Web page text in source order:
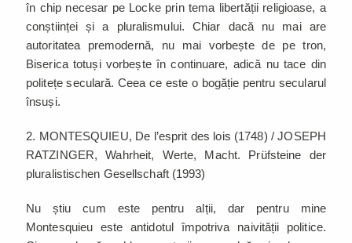
în chip necesar pe Locke prin tema libertății religioase, a
conștiinței și a pluralismului. Chiar dacă nu mai are
autoritatea premodernă, nu mai vorbește de pe tron,
Biserica totuși vorbește în continuare, adică nu tace din
politețe seculară. Ceea ce este o bogăție pentru secularul
însuși.
2. MONTESQUIEU, De l’esprit des lois (1748) / JOSEPH
RATZINGER, Wahrheit, Werte, Macht. Prüfsteine der
pluralistischen Gesellschaft (1993)
Nu știu cum este pentru alții, dar pentru mine
Montesquieu este antidotul împotriva naivității politice.